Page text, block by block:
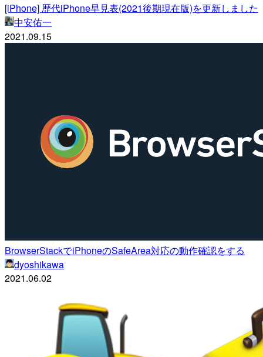
[iPhone] 歴代iPhone早見表(2021後期現在版)を更新しました
中安佑一
2021.09.15
BrowserStackでiPhoneのSafeArea対応の動作確認をする
dyoshikawa
2021.06.02